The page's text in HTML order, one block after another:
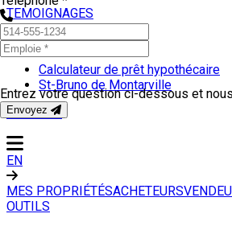
TEMOIGNAGES
OUTILS
Calculateur de prêt hypothécaire
St-Bruno de Montarville
CONTACT
EN
MES PROPRIÉTÉSACHETEURS
OUTILS
Entrez votre question ci-dessous et
Envoyez